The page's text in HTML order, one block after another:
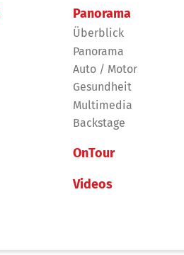
Panorama
Überblick
Panorama
Auto / Motor
Gesundheit
Multimedia
Backstage
OnTour
Videos